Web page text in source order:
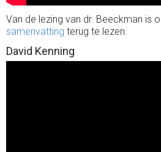
Van de lezing van dr. Beeckman is
samenvatting terug te lezen.
David Kenning